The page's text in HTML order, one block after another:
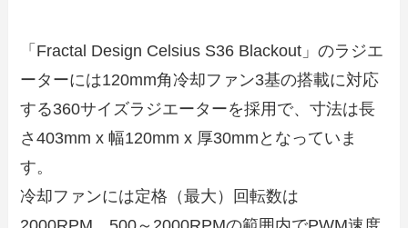
「Fractal Design Celsius S36 Blackout」のラジエ
ーターには120mm角冷却ファン3基の搭載に対応
する360サイズラジエーターを採用で、寸法は長
さ403mm x 幅120mm x 厚30mmとなっていま
す。
冷却ファンには定格（最大）回転数は